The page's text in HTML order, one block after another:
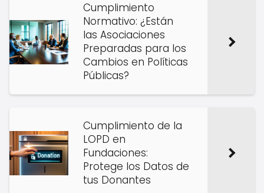
Cumplimiento
Normativo: ¿Están
las Asociaciones
Preparadas para los
Cambios en Políticas
Públicas?
Cumplimiento de la
LOPD en
Fundaciones:
Protege los Datos de
tus Donantes